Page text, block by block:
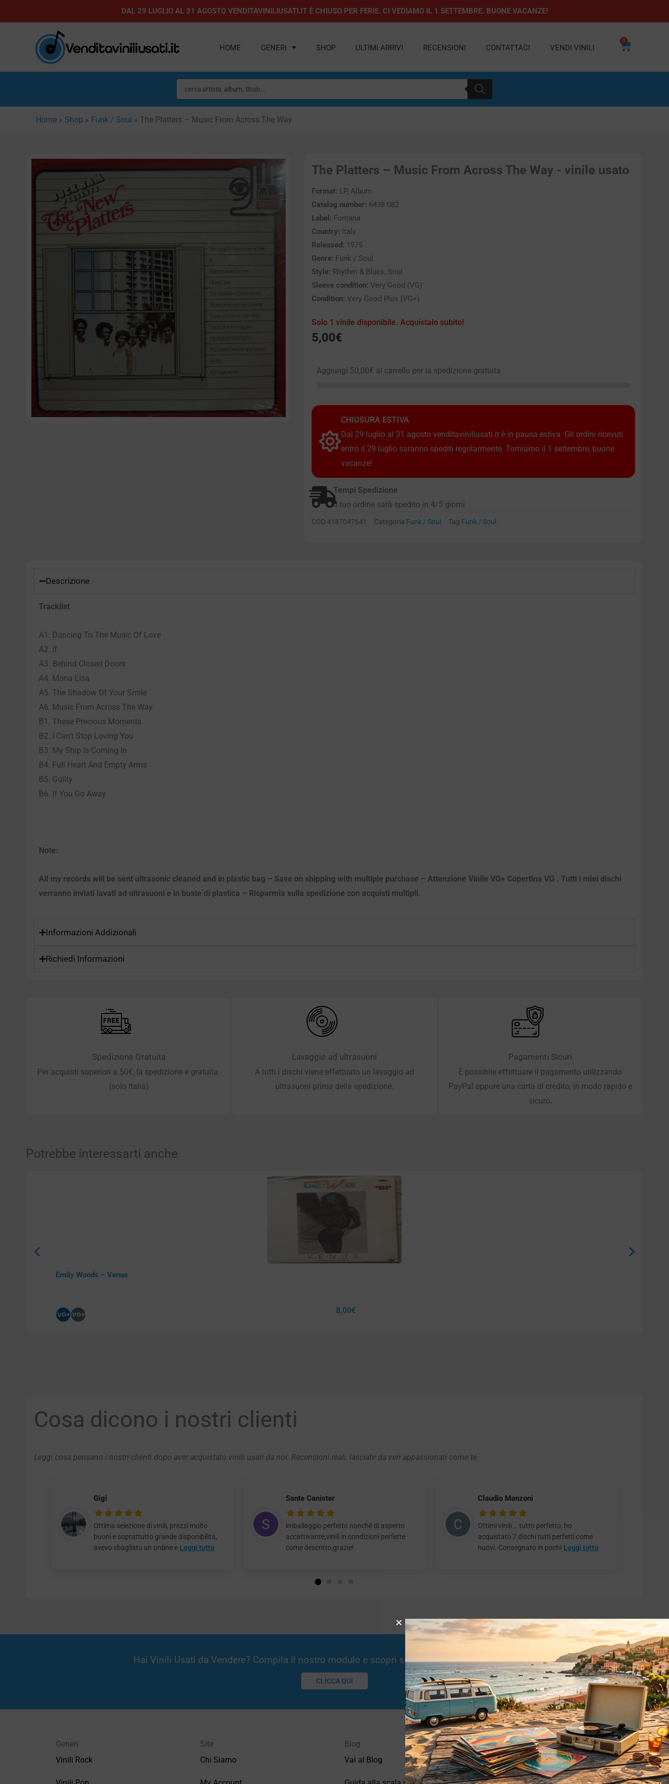
al
DAL 29 LUGLIO AL 31 AGOSTO VENDITAVINILIUSATI.IT È CHIUSO PER FERIE. CI VEDIAMO IL 1 SETTEMBRE. BUONE VACANZE!
HOME GENERI SHOP ULTIMI ARRIVI RECENSIONI CONTATTACI VENDI VINILI
0
Carrello
Ricerca
prodotti
Home » Shop » Funk / Soul » The Platters – Music From Across The Way
The Platters – Music From Across The Way - vinile usato
Format: LP, Album
Catalog number: 6438 082
Label: Fontana
Country: Italy
Released: 1975
Genre: Funk / Soul
Style: Rhythm & Blues, Soul
Sleeve condition: Very Good (VG)
Condition: Very Good Plus (VG+)
Solo 1 vinile disponibile. Acquistalo subito!
5,00€
Aggiungi 50,00€ al carrello per la spedizione gratuita
CHIUSURA ESTIVA
Dal 29 luglio al 31 agosto venditaviniliusati.it è in pausa estiva. Gli ordini ricevuti
entro il 29 luglio saranno spediti regolarmente. Torniamo il 1 settembre, buone
vacanze!
Tempi Spedizione
Il tuo ordine sarà spedito in 4/5 giorni
COD 4187047641 Categoria Funk / Soul Tag Funk / Soul
Descrizione
Tracklist
A1. Dancing To The Music Of Love
A2. If
A3. Behind Closed Doors
A4. Mona Lisa
A5. The Shadow Of Your Smile
A6. Music From Across The Way
B1. These Precious Moments
B2. I Can’t Stop Loving You
B3. My Ship Is Coming In
B4. Full Heart And Empty Arms
B5. Guilty
B6. If You Go Away
Note:
All my records will be sent ultrasonic cleaned and in plastic bag – Save on shipping with multiple purchase – Attenzione Vinile VG+ Copertina VG . Tutti i miei dischi
verranno inviati lavati ad ultrasuoni e in buste di plastica – Risparmia sulla spedizione con acquisti multipli.
Informazioni Addizionali
Richiedi Informazioni
Spedizione Gratuita
Per acquisti superiori a 50€, la spedizione è gratuita.
(solo Italia)
Lavaggio ad ultrasuoni
A tutti i dischi viene effettuato un lavaggio ad
ultrasuoni prima della spedizione.
Pagamenti Sicuri
È possibile effettuare il pagamento utilizzando
PayPal oppure una carta di credito, in modo rapido e
sicuro.
Potrebbe interessarti anche
Emily Woods – Venus
8,00€
Cosa dicono i nostri clienti
Leggi cosa pensano i nostri clienti dopo aver acquistato vinili usati da noi. Recensioni reali, lasciate da veri appassionati come te.
Gigi
Ottima selezione di vinili, prezzi molto
buoni e soprattutto grande disponibilità,
avevo sbagliato un ordine e Leggi tutto
Sante Canister
imballaggio perfetto nonchè di aspetto
accattivante,vinili in condizioni perfette
come descritto,grazie!
Claudio Manzoni
Ottimi vinili … tutto perfetto, ho
acquistato 7 dischi tutti perfetti come
nuovi. Consegnato in pochi Leggi tutto
Hai Vinili Usati da Vendere? Compila il nostro modulo e scopri se potremmo essere interessati!
CLICCA QUI
Generi
Vinili Rock
Site
Chi Siamo
Blog
Vai al Blog
Privacy
Privacy Policy